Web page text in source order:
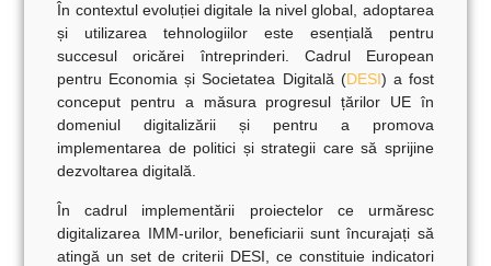
În contextul evoluției digitale la nivel global, adoptarea
și utilizarea tehnologiilor este esențială pentru
succesul oricărei întreprinderi. Cadrul European
pentru Economia și Societatea Digitală (DESI) a fost
conceput pentru a măsura progresul țărilor UE în
domeniul digitalizării și pentru a promova
implementarea de politici și strategii care să sprijine
dezvoltarea digitală.
În cadrul implementării proiectelor ce urmăresc
digitalizarea IMM-urilor, beneficiarii sunt încurajați să
atingă un set de criterii DESI, ce constituie indicatori